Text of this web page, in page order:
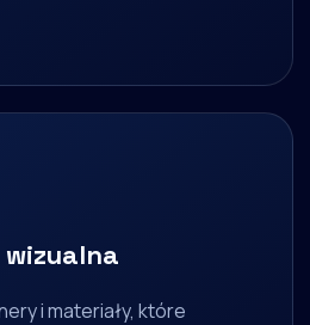
i materiały, które